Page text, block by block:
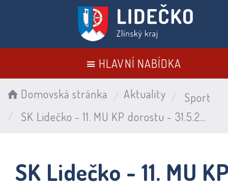
HLAVNÍ NABÍDKA
Domovská stránka Aktuality
Sport
SK Lidečko - 11. MU KP dorostu - 31.5.2026
SK Lidečko - 11. MU